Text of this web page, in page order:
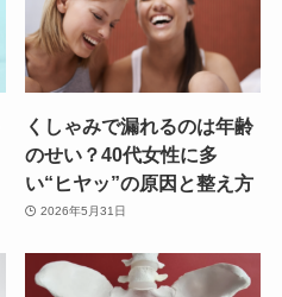
くしゃみで漏れるのは年齢
のせい？40代女性に多
い“ヒヤッ”の原因と整え方
2026年5月31日